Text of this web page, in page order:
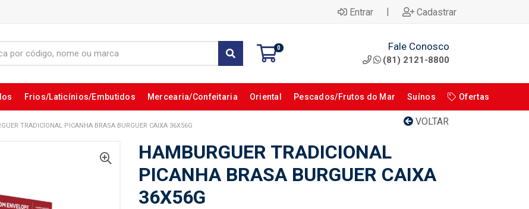
Entrar | Cadastrar
0 Fale Conosco
(81) 2121-8800
Frios/Laticínios/Embutidos Mercearia/Confeitaria Oriental Pescados/Frutos do Mar Suínos Ofertas
VOLTAR
TRADICIONAL PICANHA BRASA BURGUER CAIXA 36X56G
HAMBURGUER TRADICIONAL
PICANHA BRASA BURGUER CAIXA
36X56G